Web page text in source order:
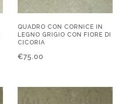
QUADRO CON CORNICE IN
LEGNO GRIGIO CON FIORE DI
CICORIA
€75.00